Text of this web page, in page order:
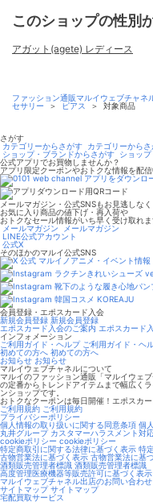
このショップの性別
アガット(agete) レディース
ファッション通販マルイウェブチャネ
セサリー
＞ ピアス ＞ 対象商品
さがす
カテゴリーからさがす カテゴリーから
ショップ・ブランドからさがす ショッ
公式アプリでお買物しませんか？
アプリ限定クーポンやおトクな情報を配信
メールマガジン・公式SNSもお見逃しなく
お気に入り商品の値下げ・再入荷や
おトクなセール情報がいち早く受け取れま
メールマガジン
メールマガジン
LINE公式アカウント
公式X
そのほかのマルイ公式SNS
マルイノアニメ・イベント情報
ラクチンきれいシューズ
靴下のような履き心地パ
韓国コスメ KOREAJU
会員登録・エポスカード入会
新規会員登録 新規会員登録
エポスカード入会のご案内 エポスカード
インフォメーション
ご利用ガイド・ヘルプ ご利用ガイド・ヘ
初めての方へ 初めての方へ
お知らせ お知らせ
マルイウェブチャネルについて
マルイのファッション通販「マルイウェ
の定番からトレンドアイテムまで幅広く
ンショップです。
おトクなクーポンは毎日開催！エポスカ
ご利用規約 ご利用規約
プライバシーポリシー
個人情報の取り扱いに関する同意条項 個
丸井グループ カスタマーハラスメント対
cookieポリシー cookieポリシー
特定商取引に関する法律に基づく表示 特
古物営業法に基づく表示 古物営業法に基
酒類販売管理者標識 酒類販売管理者標識
高度管理医療機器等販売許可に基づく表示
マルイウェブチャネル出店のお問い合わせ
サイトマップ サイトマップ
宅配買取サービス